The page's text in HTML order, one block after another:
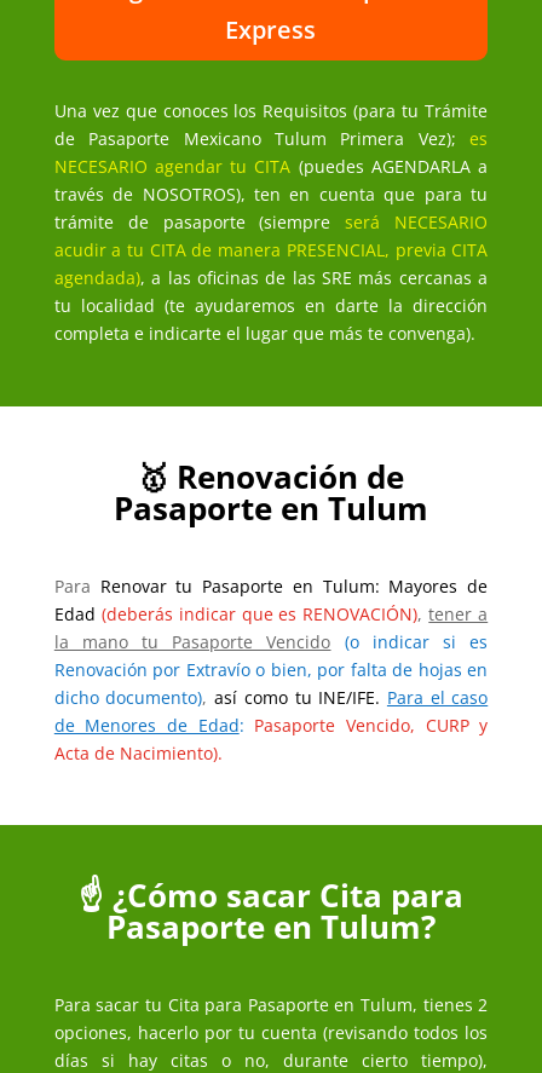
Express
Una vez que conoces los Requisitos (para tu Trámite
de Pasaporte Mexicano Tulum Primera Vez);es
NECESARIO agendar tu CITA (puedes AGENDARLA a
través de NOSOTROS), ten en cuenta que para tu
trámite de pasaporte (siempreserá NECESARIO
acudir a tu CITA de manera PRESENCIAL, previa CITA
agendada), a las oficinas de las SRE más cercanas a
tu localidad (te ayudaremos en darte la dirección
completa e indicarte el lugar que más te convenga).
🥇 Renovación de
Pasaporte en Tulum
Para Renovar tu Pasaporte en Tulum: Mayores de
Edad (deberás indicar que es RENOVACIÓN),tener a
la mano tu Pasaporte Vencido
(o indicar si es
Renovación por Extravío o bien, por falta de hojas en
dicho documento),así como tu INE/IFE. Para el caso
de Menores de Edad: Pasaporte Vencido, CURP y
Acta de Nacimiento).
☝️ ¿Cómo sacar Cita para
Pasaporte en Tulum?
Para sacar tu Cita para Pasaporte en Tulum, tienes 2
opciones, hacerlo por tu cuenta (revisando todos los
días si hay citas o no, durante cierto tiempo),